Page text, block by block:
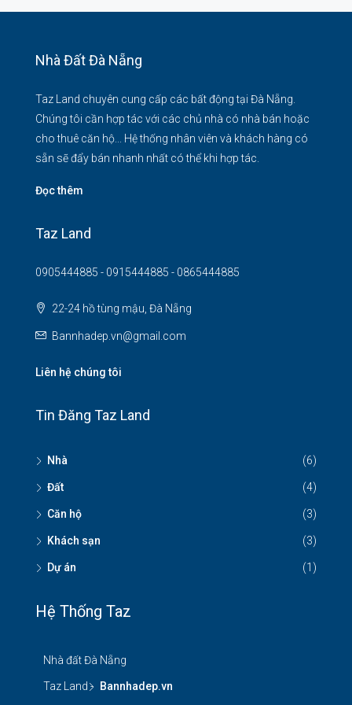
Nhà Đất Đà Nẵng
Taz Land chuyên cung cấp các bất động tại Đà Nẵng.
Chúng tôi cần hợp tác với các chủ nhà có nhà bán hoặc
cho thuê căn hộ... Hệ thống nhân viên và khách hàng có
sẵn sẽ đẩy bán nhanh nhất có thể khi hợp tác.
Đọc thêm
Taz Land
0905444885 - 0915444885 - 0865444885
22-24 hồ tùng mậu, Đà Nẵng
Bannhadep.vn@gmail.com
Liên hệ chúng tôi
Tin Đăng Taz Land
Nhà (6)
Đất (4)
Căn hộ (3)
Khách sạn (3)
Dự án (1)
Hệ Thống Taz
Nhà đất Đà Nẵng
Taz Land - Bannhadep.vn